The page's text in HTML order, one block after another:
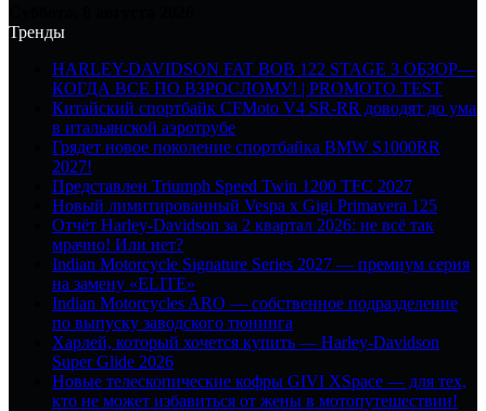
Тренды
HARLEY-DAVIDSON FAT BOB 122 STAGE 3 ОБЗОР—
КОГДА ВСЕ ПО ВЗРОСЛОМУ! | PROMOTO TEST
Китайский спортбайк CFMoto V4 SR-RR доводят до ума
в итальянской аэротрубе
Грядет новое поколение спортбайка BMW S1000RR
2027!
Представлен Triumph Speed Twin 1200 TFC 2027
Новый лимитированный Vespa x Gigi Primavera 125
Отчёт Harley-Davidson за 2 квартал 2026: не всё так
мрачно! Или нет?
Indian Motorcycle Signature Series 2027 — премиум серия
на замену «ELITE»
Indian Motorcycles ARO — собственное подразделение
по выпуску заводского тюнинга
Харлей, который хочется купить — Harley-Davidson
Super Glide 2026
Новые телескопические кофры GIVI XSpace — для тех,
кто не может избавиться от жены в мотопутешествии!